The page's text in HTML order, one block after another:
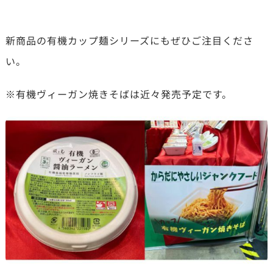
新商品の有機カップ麺シリーズにもぜひご注目くださ
い。
※有機ヴィーガン焼きそばは近々発売予定です。